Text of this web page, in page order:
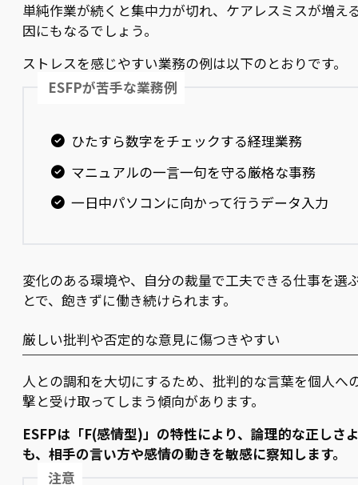
単純作業が続くと集中力が切れ、ケアレスミスが増え
因にもなるでしょう。
ストレスを感じやすい業務の例は以下のとおりです。
ESFPが苦手な業務例
ひたすら数字をチェックする経理業務
マニュアルの一言一句を守る厳格な事務
一日中パソコンに向かって行うデータ入力
変化のある環境や、自分の裁量で工夫できる仕事を選
とで、飽きずに働き続けられます。
厳しい批判や否定的な意見に傷つきやすい
人との調和を大切にするため、批判的な言葉を個人へ
撃と受け取ってしまう傾向があります。
ESFPは「F(感情型)」の特性により、論理的な正しさ
も、相手の言い方や感情の動きを敏感に察知します。
注意